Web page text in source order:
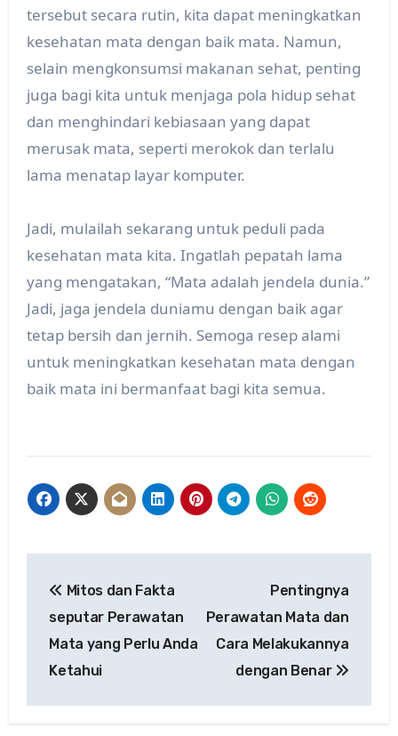
tersebut secara rutin, kita dapat meningkatkan
kesehatan mata dengan baik mata. Namun,
selain mengkonsumsi makanan sehat, penting
juga bagi kita untuk menjaga pola hidup sehat
dan menghindari kebiasaan yang dapat
merusak mata, seperti merokok dan terlalu
lama menatap layar komputer.
Jadi, mulailah sekarang untuk peduli pada
kesehatan mata kita. Ingatlah pepatah lama
yang mengatakan, “Mata adalah jendela dunia.”
Jadi, jaga jendela duniamu dengan baik agar
tetap bersih dan jernih. Semoga resep alami
untuk meningkatkan kesehatan mata dengan
baik mata ini bermanfaat bagi kita semua.
navigation
Mitos dan Fakta
seputar Perawatan
Mata yang Perlu Anda
Ketahui
Pentingnya
Perawatan Mata dan
Cara Melakukannya
dengan Benar